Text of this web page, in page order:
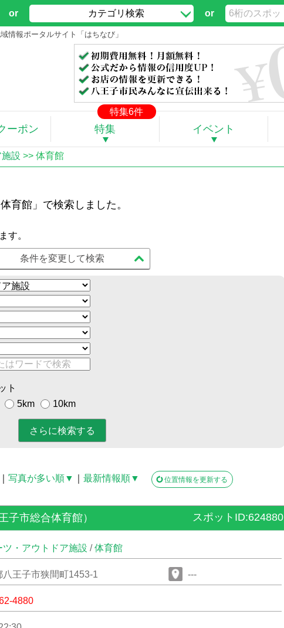
or カテゴリ検索 or
情報ポータルサイト「はちなび」
特集6件
ーポン 特集 イベント
設 >> 体育館
育館」で検索しました。
す。
条件を変更して検索
ト
5km 10km
写真が多い順▼ 最新情報順▼ 位置情報を更新する
子市総合体育館） スポットID:624880
ツ・アウトドア施設 /体育館
八王子市狭間町1453-1 ---
4880